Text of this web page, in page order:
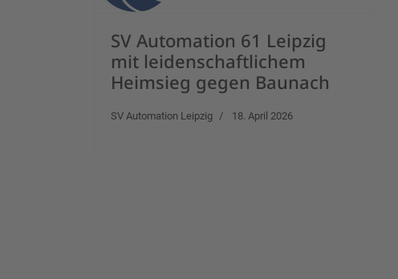
SV Automation 61 Leipzig
mit leidenschaftlichem
Heimsieg gegen Baunach
SV Automation Leipzig 18. April 2026